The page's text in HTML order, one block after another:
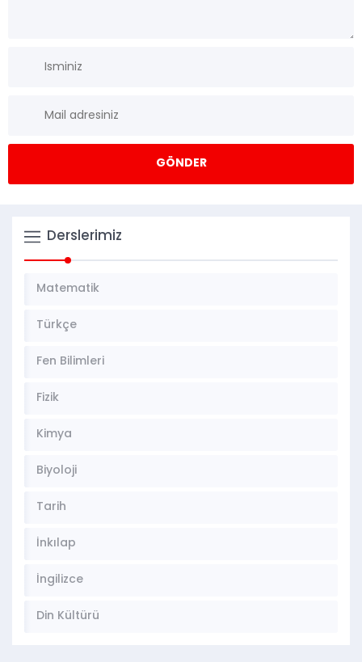
Derslerimiz
Matematik
Türkçe
Fen Bilimleri
Fizik
Kimya
Biyoloji
Tarih
İnkılap
İngilizce
Din Kültürü